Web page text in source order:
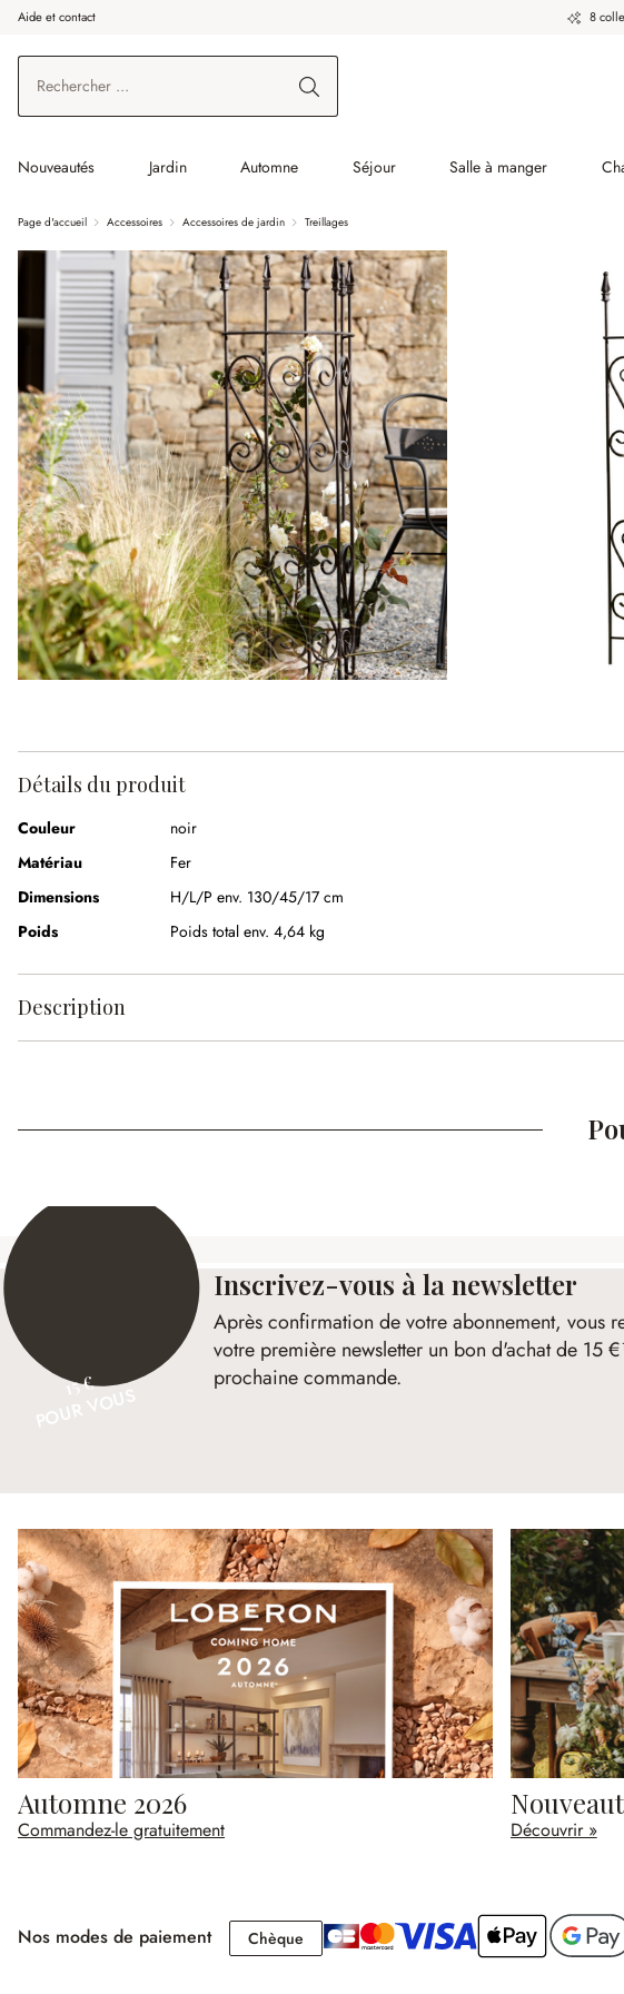
au contenu principal
Aller à la recherche
Aller à la navigation principale
Aide et contact 8
Nouveautés Jardin Automne Séjour Salle à manger
Page d'accueil Accessoires Accessoires de jardin Treillages
Détails du produit
Couleur
noir
Matériau
Fer
Dimensions
H/L/P env. 130/45/17 cm
Poids
Poids total env. 4,64 kg
Description
15 €
Inscrivez-vous à la newsletter
Après confirmation de votre abonnement, vous
votre première newsletter un bon d'achat de 15
prochaine commande.
Automne 2026
Commandez-le gratuitement Découvrir »
Nos modes de paiement Chèque Chèque